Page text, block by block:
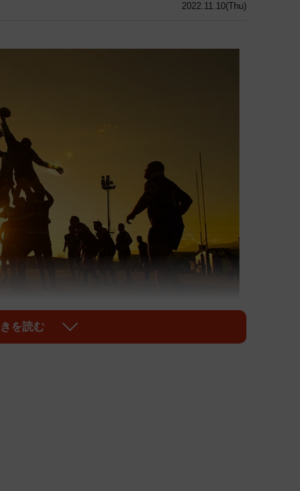
2022.11.10(Thu)
を読む